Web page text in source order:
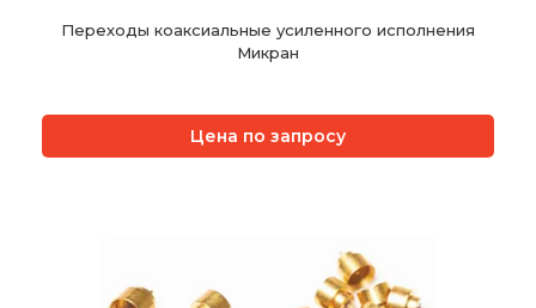
Переходы коаксиальные усиленного исполнения
Микран
Цена по запросу